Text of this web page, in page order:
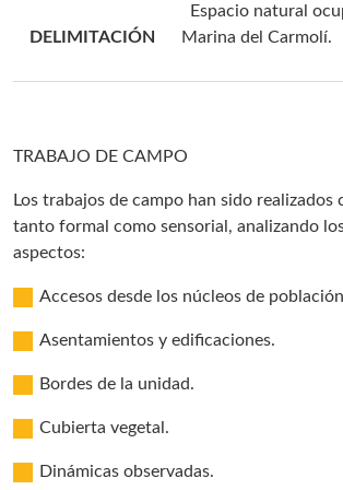
DELIMITACIÓN
Espacio natural
Marina del Carmolí.
TRABAJO DE CAMPO
Los trabajos de campo han sido realizados
tanto formal como sensorial, analizando
aspectos:
Accesos desde los núcleos de
Asentamientos y edificaciones.
Bordes de la unidad.
Cubierta vegetal.
Dinámicas observadas.